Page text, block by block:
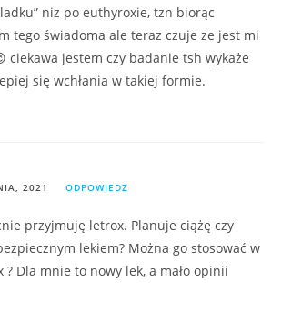
niz po euthyroxie, tzn biorąc
tego świadoma ale teraz czuje ze jest mi
ciekawa jestem czy badanie tsh wykaże
się wchłania w takiej formie.
2021 ODPOWIEDZ
przyjmuję letrox. Planuje ciążę czy
lekiem? Można go stosować w
? Dla mnie to nowy lek, a mało opinii